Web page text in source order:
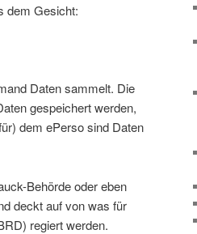
dem Gesicht:
Daten sammelt. Die
gespeichert werden,
dem ePerso sind Daten
Behörde oder eben
deckt auf von was für
regiert werden.